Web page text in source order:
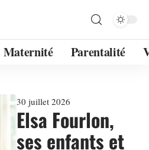
Maternité Parentalité
30 juillet 2026
Elsa Fourlon,
ses enfants et